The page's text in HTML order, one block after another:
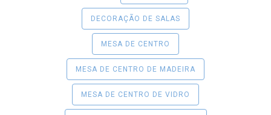
DECORAÇÃO DE SALAS
MESA DE CENTRO
MESA DE CENTRO DE MADEIRA
MESA DE CENTRO DE VIDRO